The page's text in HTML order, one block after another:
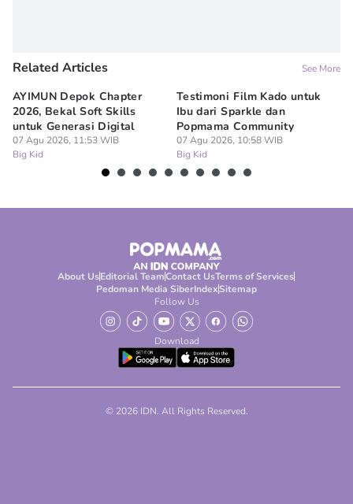
Related Articles See More
AYIMUN Depok Chapter
2026, Bekal Soft Skills
untuk Generasi Digital
07 Agu 2026, 11:53 WIB
Big Kid
Testimoni Film Kado untuk
Ibu dari Sparkle dan
Popmama Community
07 Agu 2026, 10:58 WIB
Big Kid
About UsEditorial TeamContact UsTerms of Services
Pedoman Media SiberIndexSitemap
Follow Us
Download
© 2026 IDN. All Rights Reserved.